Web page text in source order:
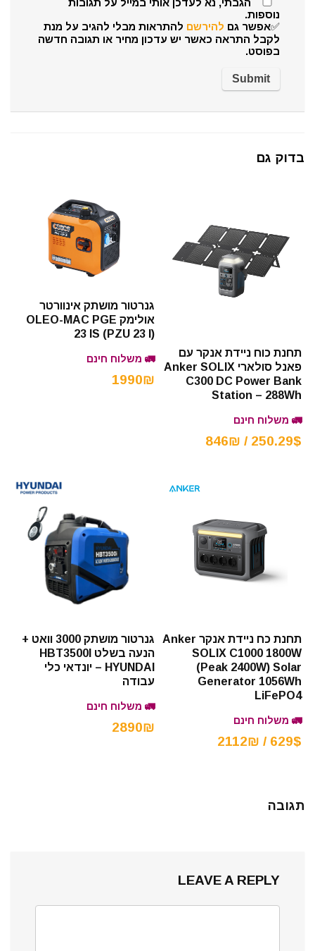
הגבתי, נא לעדכן אותי במייל על תגובות
נוספות.
✅אפשר גם להירשם להתראות מבלי להגיב על מנת
לקבל התראה כאשר יש עדכון מחיר או תגובה חדשה
בפוסט.
בדוק גם
תחנת כוח ניידת אנקר עם
פאנל סולארי Anker SOLIX
C300 DC Power Bank
Station – 288Wh
🚛 משלוח חינם
250.29$ / 846₪
גנרטור מושתק אינוורטר
אולימק OLEO-MAC PGE
23 IS (PZU 23 I)
🚛 משלוח חינם
1990₪
תחנת כח ניידת אנקר Anker
SOLIX C1000 1800W
(Peak 2400W) Solar
Generator 1056Wh
LiFePO4
🚛 משלוח חינם
629$ / 2112₪
גנרטור מושתק 3000 וואט +
הנעה בשלט HBT3500I
HYUNDAI – יונדאי כלי
עבודה
🚛 משלוח חינם
2890₪
תגובה
LEAVE A REPLY